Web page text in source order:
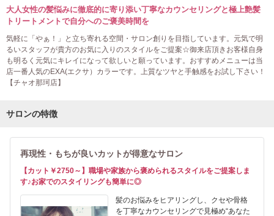
大人女性の髪悩みに徹底的に寄り添い丁寧なカウンセリングと極上艶髪
トリートメントで自分へのご褒美時間を
気軽に「やぁ！」と立ち寄れる空間・サロン創りを目指しています。元気で明
るいスタッフが貴方のお気に入りのスタイルをご提案☆御来店頂きお客様自身
も明るく元気にキレイになって欲しいと願っています。おすすめメニューは当
店一番人気のEXA(エクサ）カラーです。上質なツヤと手触感をお試し下さい！
【チャオ那珂店】
サロンの特徴
再現性・もちが良いカットが得意なサロン
【カット￥2750～】職場や家族から褒められるスタイルをご提案しま
す♪お家でのスタイリングも簡単に◎
髪のお悩みをヒアリングし、クセや骨格
を丁寧なカウンセリングで見極め“あなた